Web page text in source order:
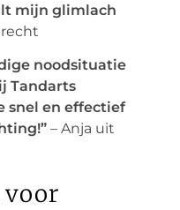
mijn glimlach
noodsituatie
Tandarts
snel en effectief
– Anja uit
voor